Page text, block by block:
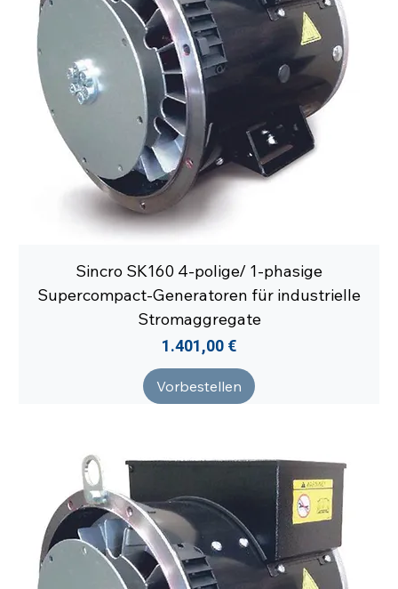
Sincro SK160 4-polige/ 1-phasige
Supercompact-Generatoren für industrielle
Stromaggregate
Preis
1.401,00 €
Vorbestellen